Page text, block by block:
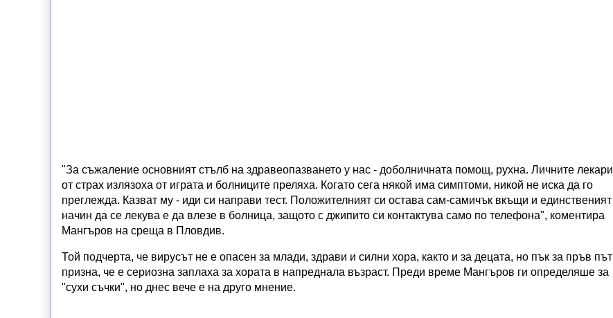
"За съжаление основният стълб на здравеопазването у нас - доболничната помощ, рухна. Личните лекари
от страх излязоха от играта и болниците преляха. Когато сега някой има симптоми, никой не иска да го
преглежда. Казват му - иди си направи тест. Положителният си остава сам-самичък вкъщи и единственият
начин да се лекува е да влезе в болница, защото с джипито си контактува само по телефона", коментира
Мангъров на среща в Пловдив.
Той подчерта, че вирусът не е опасен за млади, здрави и силни хора, както и за децата, но пък за пръв път
призна, че е сериозна заплаха за хората в напреднала възраст. Преди време Мангъров ги определяше за
"сухи съчки", но днес вече е на друго мнение.